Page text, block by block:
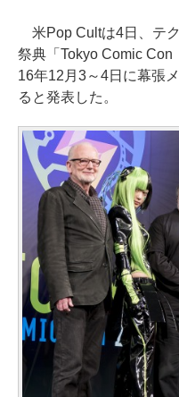
米Pop Cultは4日、テ
祭典「Tokyo Comic
16年12月3～4日に幕張
ると発表した。